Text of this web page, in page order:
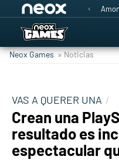
Neox Games » Noticias
VAS A QUERER UNA
Crean una
resultado es
espectacular